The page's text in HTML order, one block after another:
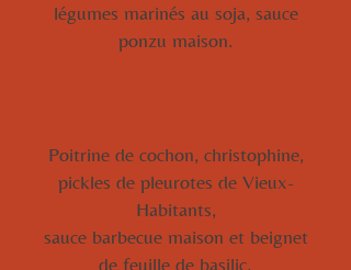
légumes marinés au soja, sauce
ponzu maison.
Poitrine de cochon, christophine,
pickles de pleurotes de Vieux-
Habitants,
sauce barbecue maison et beignet
de feuille de basilic.